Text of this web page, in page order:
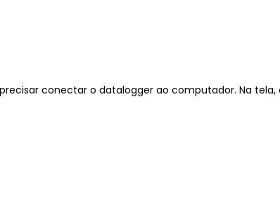
conectar o datalogger ao computador. Na tela,